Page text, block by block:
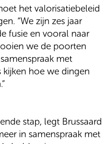
het valorisatiebeleid
“We zijn zes jaar
fusie en vooral naar
we de poorten
met
kijken hoe we dingen
stap, legt Brussaard
in samenspraak met